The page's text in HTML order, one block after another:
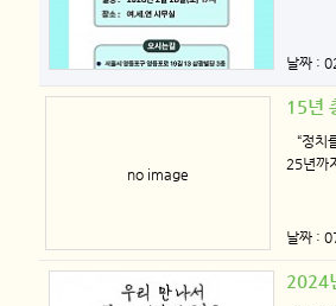
날짜 :
no image
15년
“정치
25년까
날짜 :
2024